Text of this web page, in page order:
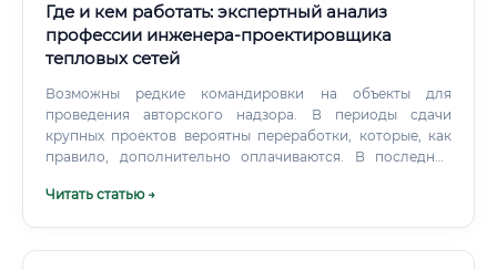
Где и кем работать: экспертный анализ
профессии инженера-проектировщика
тепловых сетей
Возможны редкие командировки на объекты для
проведения авторского надзора. В периоды сдачи
крупных проектов вероятны переработки, которые, как
правило, дополнительно оплачиваются. В последние
работы.
Читать статью →